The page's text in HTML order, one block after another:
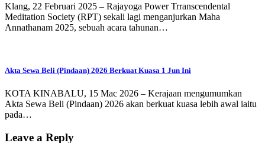
Klang, 22 Februari 2025 – Rajayoga Power Trranscendental
Meditation Society (RPT) sekali lagi menganjurkan Maha
Annathanam 2025, sebuah acara tahunan…
Akta Sewa Beli (Pindaan) 2026 Berkuat Kuasa 1 Jun Ini
KOTA KINABALU, 15 Mac 2026 – Kerajaan mengumumkan
Akta Sewa Beli (Pindaan) 2026 akan berkuat kuasa lebih awal iaitu
pada…
Leave a Reply